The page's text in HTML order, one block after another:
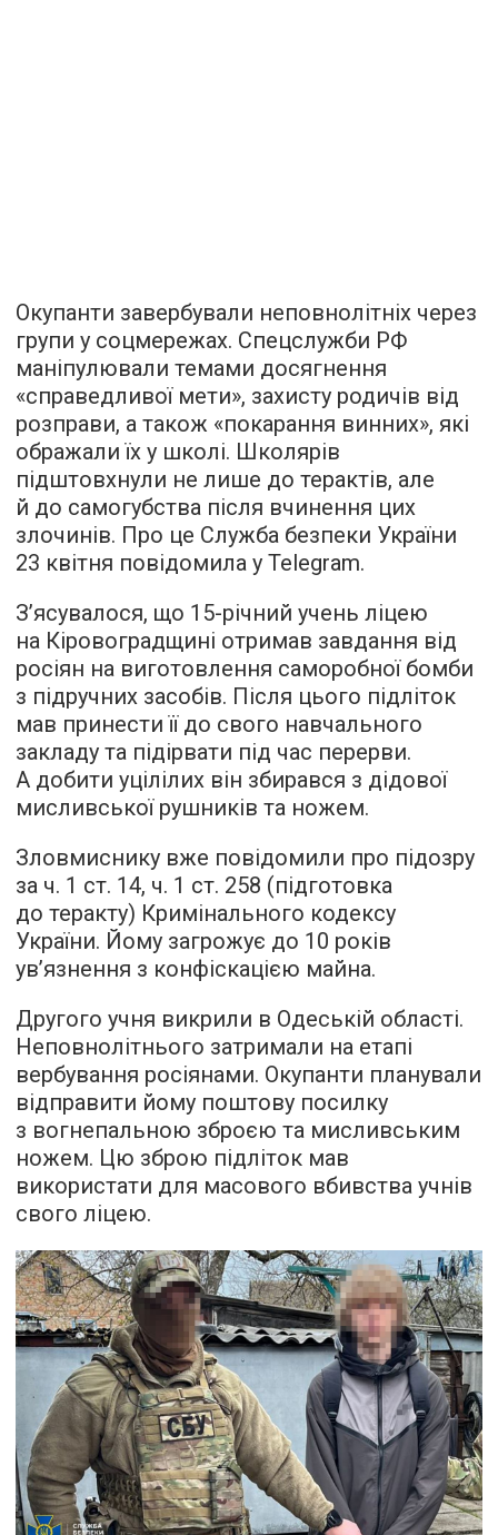
Окупанти завербували неповнолітніх через
групи у соцмережах. Спецслужби РФ
маніпулювали темами досягнення
«справедливої мети», захисту родичів від
розправи, а також «покарання винних», які
ображали їх у школі. Школярів
підштовхнули не лише до терактів, але
й до самогубства після вчинення цих
злочинів. Про це Служба безпеки України
23 квітня повідомила у Telegram.
З’ясувалося, що 15-річний учень ліцею
на Кіровоградщині отримав завдання від
росіян на виготовлення саморобної бомби
з підручних засобів. Після цього підліток
мав принести її до свого навчального
закладу та підірвати під час перерви.
А добити уцілілих він збирався з дідової
мисливської рушників та ножем.
Зловмиснику вже повідомили про підозру
за ч. 1 ст. 14, ч. 1 ст. 258 (підготовка
до теракту) Кримінального кодексу
України. Йому загрожує до 10 років
ув’язнення з конфіскацією майна.
Другого учня викрили в Одеській області.
Неповнолітнього затримали на етапі
вербування росіянами. Окупанти планували
відправити йому поштову посилку
з вогнепальною зброєю та мисливським
ножем. Цю зброю підліток мав
використати для масового вбивства учнів
свого ліцею.